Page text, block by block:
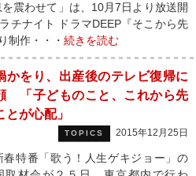
震わせて」は、10月7日より放送開
チナイト ドラマDEEP『そこから先
制作・・・ 続きを読む
かをり、出産後のテレビ復帰に
「子どものこと、これから先
とが心配」
TOPICS 2015年12月25日
特番「歌う！人生ゲキジョー」の